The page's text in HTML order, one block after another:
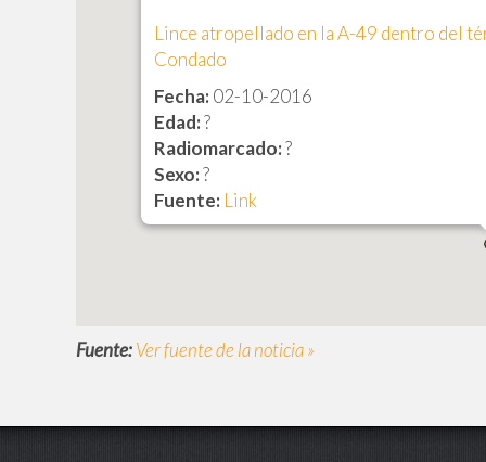
Lince atropellado en la A-49 dentro del
Condado
Fecha: 02-10-2016
Edad:?
Radiomarcado:?
Sexo:?
Fuente: Link
Fuente:Ver fuente de la noticia »